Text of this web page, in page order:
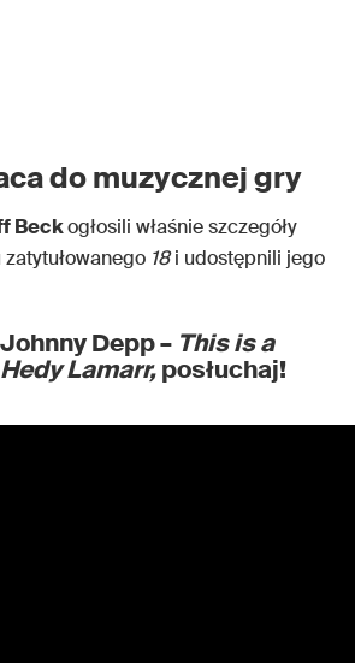
do muzycznej gry
Beckogłosili właśnie szczegóły
18i udostępnili jego
Depp – This is a
Lamarr,posłuchaj!